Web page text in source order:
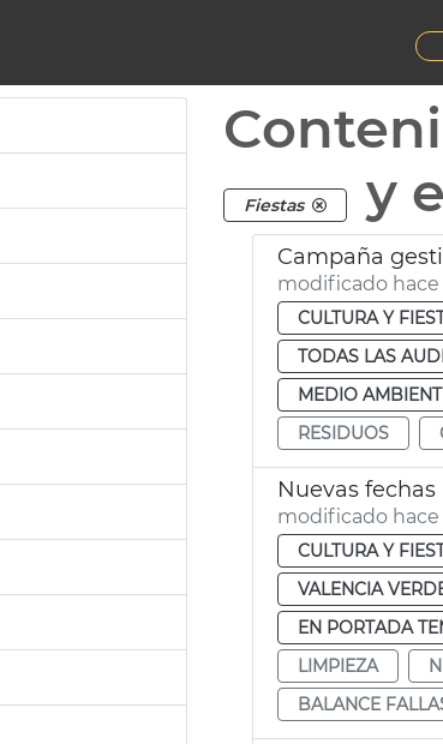
Fiestas y
Campaña
modificado hace
CULTURA Y
TODAS LAS
MEDIO
RESIDUOS
Nuevas
modificado hace
CULTURA Y
VALENCIA
EN PORTADA
LIMPIEZA
BALANCE